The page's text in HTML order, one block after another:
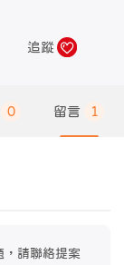
追蹤
0 留言 1
，請聯絡提案